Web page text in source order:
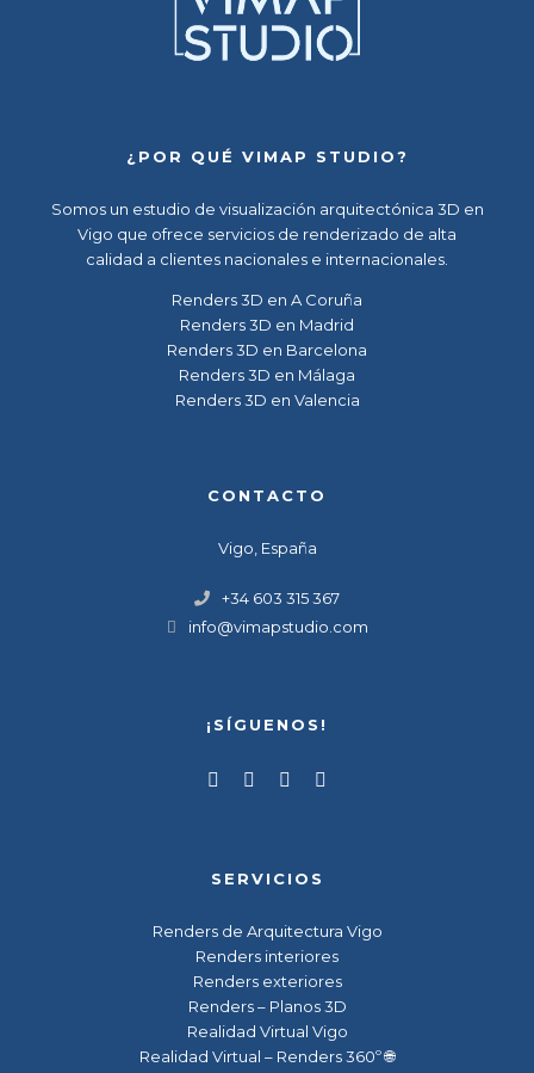
¿POR QUÉ VIMAP STUDIO?
Somos un estudio de visualización arquitectónica 3D en
Vigo que ofrece servicios de renderizado de alta
calidad a clientes nacionales e internacionales.
Renders 3D en A Coruña
Renders 3D en Madrid
Renders 3D en Barcelona
Renders 3D en Málaga
Renders 3D en Valencia
CONTACTO
Vigo, España
+34 603 315 367
info@vimapstudio.com
¡SÍGUENOS!
SERVICIOS
Renders de Arquitectura Vigo
Renders interiores
Renders exteriores
Renders – Planos 3D
Realidad Virtual Vigo
Realidad Virtual – Renders 360º 🌐